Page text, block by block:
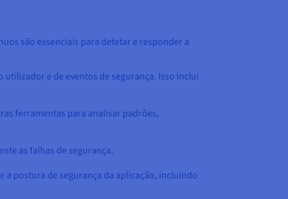
são essenciais para detetar e responder a
e de eventos de segurança. Isso inclui
ferramentas para analisar padrões,
as falhas de segurança.
postura de segurança da aplicação, incluindo